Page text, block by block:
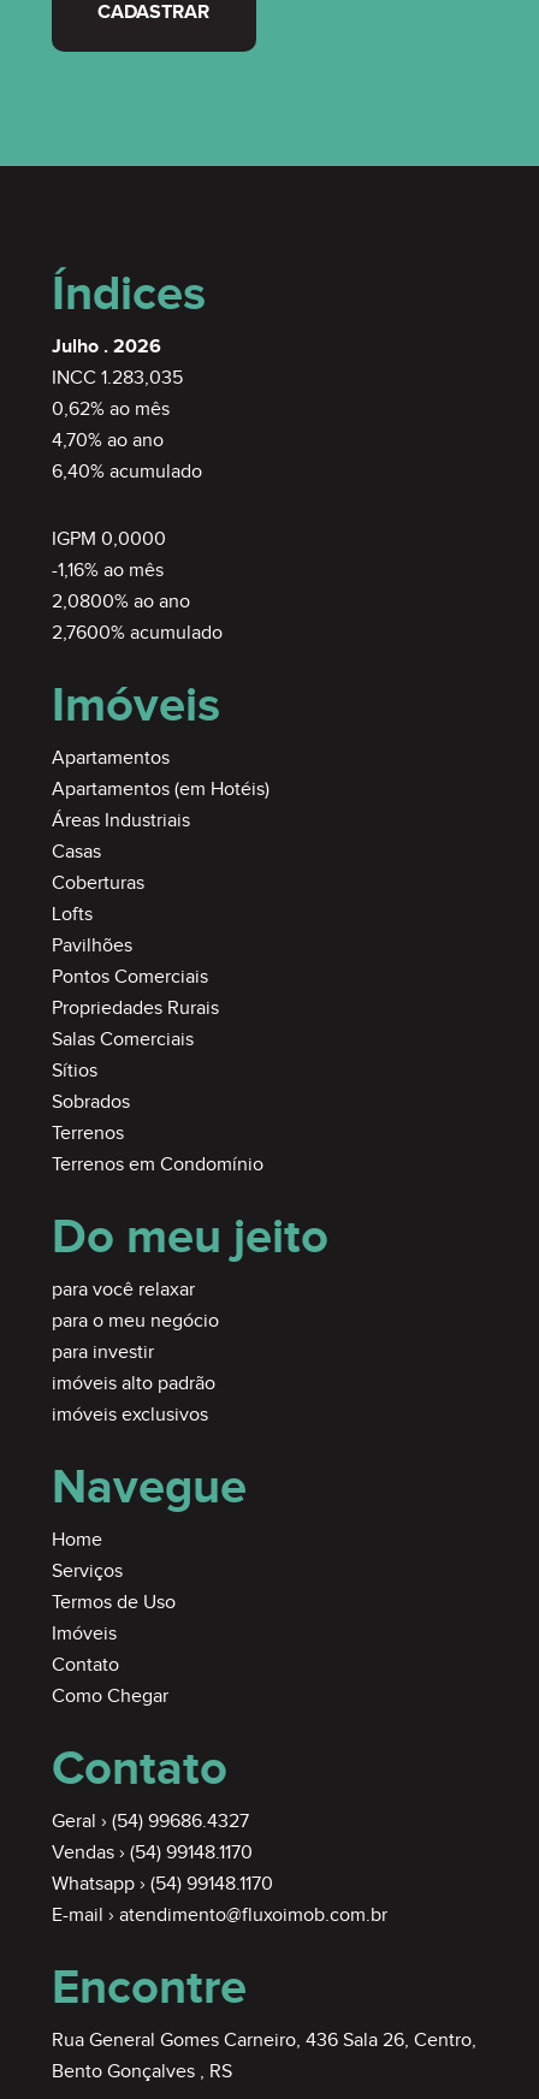
CADASTRAR
Índices
Julho . 2026
INCC 1.283,035
0,62% ao mês
4,70% ao ano
6,40% acumulado
IGPM 0,0000
-1,16% ao mês
2,0800% ao ano
2,7600% acumulado
Imóveis
Apartamentos
Apartamentos (em Hotéis)
Áreas Industriais
Casas
Coberturas
Lofts
Pavilhões
Pontos Comerciais
Propriedades Rurais
Salas Comerciais
Sítios
Sobrados
Terrenos
Terrenos em Condomínio
Do meu jeito
para você relaxar
para o meu negócio
para investir
imóveis alto padrão
imóveis exclusivos
Navegue
Home
Serviços
Termos de Uso
Imóveis
Contato
Como Chegar
Contato
Geral › (54) 99686.4327
Vendas › (54) 99148.1170
Whatsapp › (54) 99148.1170
E-mail › atendimento@fluxoimob.com.br
Encontre
Rua General Gomes Carneiro, 436 Sala 26, Centro,
Bento Gonçalves , RS